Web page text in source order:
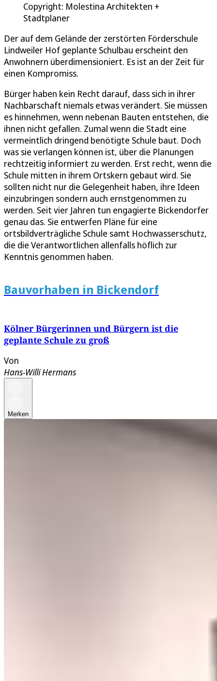
Copyright: Molestina Architekten +
Stadtplaner
Der auf dem Gelände der zerstörten Förderschule
Lindweiler Hof geplante Schulbau erscheint den
Anwohnern überdimensioniert. Es ist an der Zeit für
einen Kompromiss.
Bürger haben kein Recht darauf, dass sich in ihrer
Nachbarschaft niemals etwas verändert. Sie müssen
es hinnehmen, wenn nebenan Bauten entstehen, die
ihnen nicht gefallen. Zumal wenn die Stadt eine
vermeintlich dringend benötigte Schule baut. Doch
was sie verlangen können ist, über die Planungen
rechtzeitig informiert zu werden. Erst recht, wenn die
Schule mitten in ihrem Ortskern gebaut wird. Sie
sollten nicht nur die Gelegenheit haben, ihre Ideen
einzubringen sondern auch ernstgenommen zu
werden. Seit vier Jahren tun engagierte Bickendorfer
genau das. Sie entwerfen Pläne für eine
ortsbildverträgliche Schule samt Hochwasserschutz,
die die Verantwortlichen allenfalls höflich zur
Kenntnis genommen haben.
Bauvorhaben in Bickendorf
Kölner Bürgerinnen und Bürgern ist die
geplante Schule zu groß
Von
Hans-Willi Hermans
Merken